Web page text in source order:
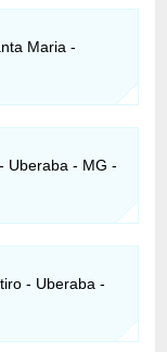
Maria -
Uberaba - MG -
- Uberaba -